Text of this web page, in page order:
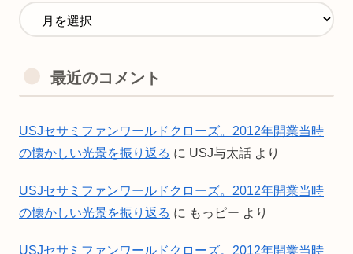
最近のコメント
USJセサミファンワールドクローズ。2012年開業当時
の懐かしい光景を振り返る に USJ与太話 より
USJセサミファンワールドクローズ。2012年開業当時
の懐かしい光景を振り返る に もっピー より
USJセサミファンワールドクローズ。2012年開業当時